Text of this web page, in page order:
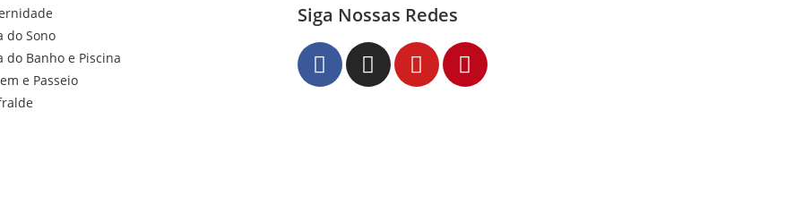
do Sono
do Banho e Piscina
e Passeio
Siga Nossas Redes